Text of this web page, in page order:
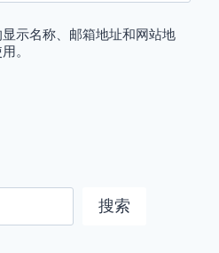
示名称、邮箱地址和网站地
。
搜索